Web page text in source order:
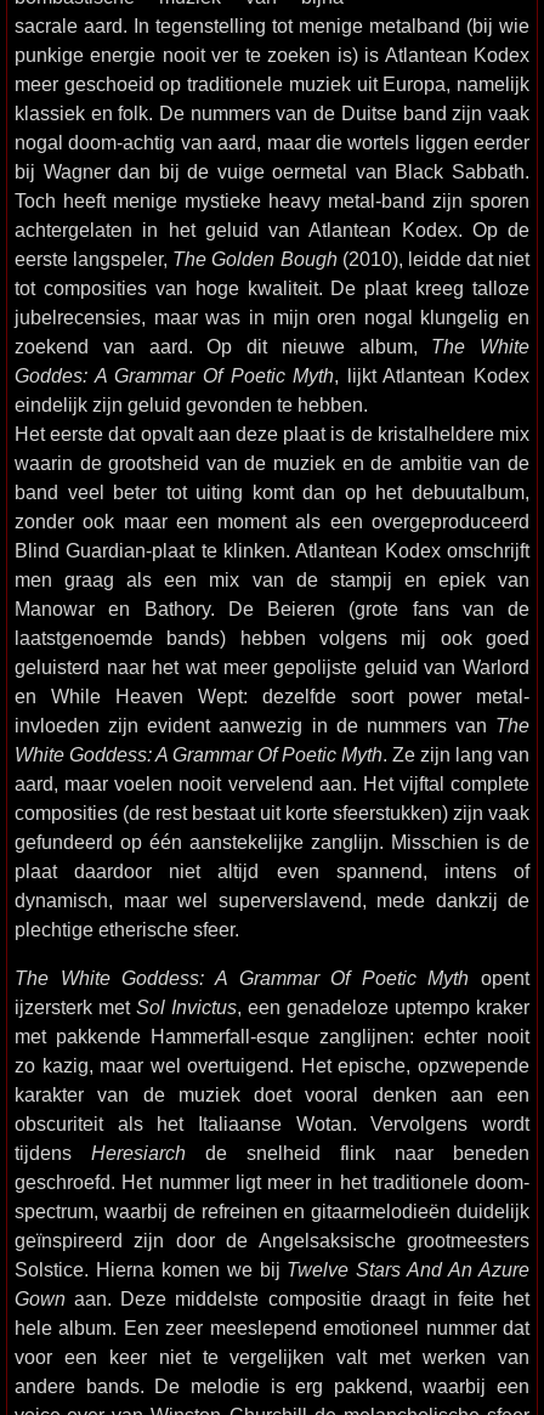
sacrale aard. In tegenstelling tot menige metalband (bij wie
punkige energie nooit ver te zoeken is) is Atlantean Kodex
meer geschoeid op traditionele muziek uit Europa, namelijk
klassiek en folk. De nummers van de Duitse band zijn vaak
nogal doom-achtig van aard, maar die wortels liggen eerder
bij Wagner dan bij de vuige oermetal van Black Sabbath.
Toch heeft menige mystieke heavy metal-band zijn sporen
achtergelaten in het geluid van Atlantean Kodex. Op de
eerste langspeler, The Golden Bough(2010), leidde dat niet
tot composities van hoge kwaliteit. De plaat kreeg talloze
jubelrecensies, maar was in mijn oren nogal klungelig en
zoekend van aard. Op dit nieuwe album, The White
Goddes: A Grammar Of Poetic Myth, lijkt Atlantean Kodex
eindelijk zijn geluid gevonden te hebben.
Het eerste dat opvalt aan deze plaat is de kristalheldere mix
waarin de grootsheid van de muziek en de ambitie van de
band veel beter tot uiting komt dan op het debuutalbum,
zonder ook maar een moment als een overgeproduceerd
Blind Guardian-plaat te klinken. Atlantean Kodex omschrijft
men graag als een mix van de stampij en epiek van
Manowar en Bathory. De Beieren (grote fans van de
laatstgenoemde bands) hebben volgens mij ook goed
geluisterd naar het wat meer gepolijste geluid van Warlord
en While Heaven Wept: dezelfde soort power metal-
invloeden zijn evident aanwezig in de nummers van The
White Goddess: A Grammar Of Poetic Myth. Ze zijn lang van
aard, maar voelen nooit vervelend aan. Het vijftal complete
composities (de rest bestaat uit korte sfeerstukken) zijn vaak
gefundeerd op één aanstekelijke zanglijn. Misschien is de
plaat daardoor niet altijd even spannend, intens of
dynamisch, maar wel superverslavend, mede dankzij de
plechtige etherische sfeer.
The White Goddess: A Grammar Of Poetic Myth opent
ijzersterk met Sol Invictus, een genadeloze uptempo kraker
met pakkende Hammerfall-esque zanglijnen: echter nooit
zo kazig, maar wel overtuigend. Het epische, opzwepende
karakter van de muziek doet vooral denken aan een
obscuriteit als het Italiaanse Wotan. Vervolgens wordt
tijdens Heresiarch de snelheid flink naar beneden
geschroefd. Het nummer ligt meer in het traditionele doom-
spectrum, waarbij de refreinen en gitaarmelodieën duidelijk
geïnspireerd zijn door de Angelsaksische grootmeesters
Solstice. Hierna komen we bij Twelve Stars And An Azure
Gown aan. Deze middelste compositie draagt in feite het
hele album. Een zeer meeslepend emotioneel nummer dat
voor een keer niet te vergelijken valt met werken van
andere bands. De melodie is erg pakkend, waarbij een